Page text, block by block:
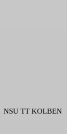
NSU TT KOLBEN